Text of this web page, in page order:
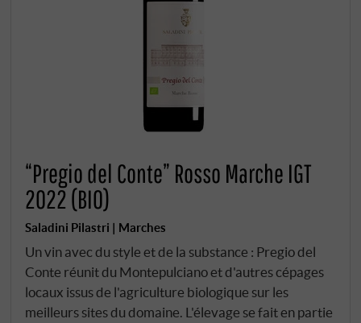
“Pregio del Conte” Rosso Marche IGT
2022 (BIO)
Saladini Pilastri | Marches
Un vin avec du style et de la substance : Pregio del
Conte réunit du Montepulciano et d'autres cépages
locaux issus de l'agriculture biologique sur les
meilleurs sites du domaine. L'élevage se fait en partie